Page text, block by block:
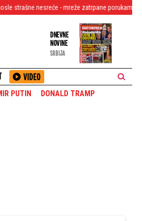
- mreže zatrpane porukama podrške (VIDEO)
DNEVNE
NOVINE
SRBIJA
PUTIN DONALD TRAMP